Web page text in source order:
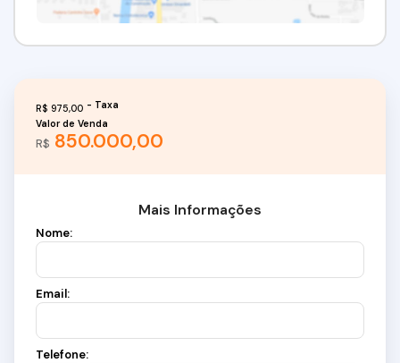
R$ 850.000,00
Valor de Venda
R$ 975,00
Mais Informações
Nome:
Email:
Telefone: